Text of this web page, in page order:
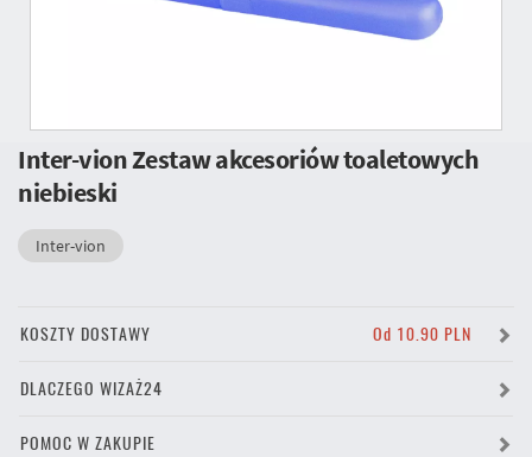
Inter-vion Zestaw akcesoriów toaletowych
niebieski
Inter-vion
KOSZTY DOSTAWY Od 10.90 PLN
DLACZEGO WIZAŻ24
POMOC W ZAKUPIE